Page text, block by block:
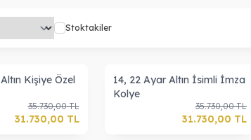
Stoktakiler
Kişiye Özel
35.730,00TL
31.730,00 TL
14, 22 Ayar Altın İsimli İmza
Kolye
35.730,00TL
31.730,00 TL